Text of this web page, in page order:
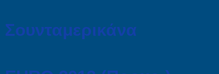
Σουνταμερικάνα